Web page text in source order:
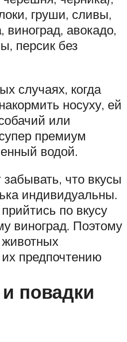
груши, сливы,
виноград, авокадо,
персик без
случаях, когда
носуху, ей
или
премиум
водой.
что вкусы
индивидуальны.
по вкусу
виноград. Поэтому
предпочтению
повадки